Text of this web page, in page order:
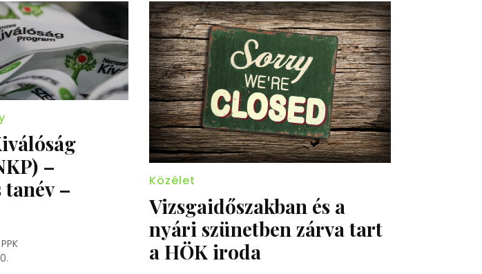
–
tanév –
Közélet
Vizsgaidőszakban és a
nyári szünetben zárva tart
a HÖK iroda